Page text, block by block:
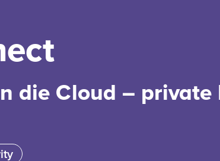
die Cloud – private